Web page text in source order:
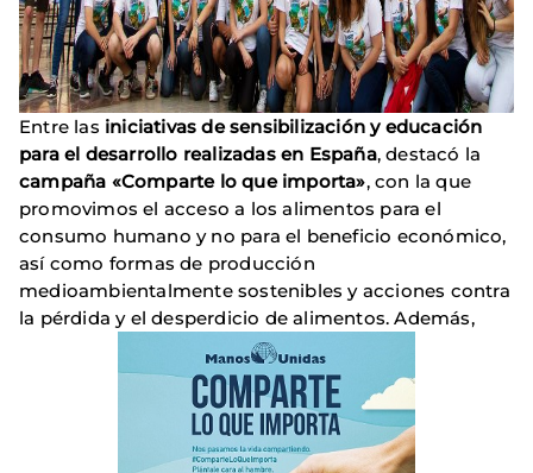
Entre las iniciativas de sensibilización y educación
para el desarrollo realizadas en España, destacó la
campaña «Comparte lo que importa», con la que
promovimos el acceso a los alimentos para el
consumo humano y no para el beneficio económico,
así como formas de producción
medioambientalmente sostenibles y acciones contra
la pérdida y el desperdicio de alimentos. Además,